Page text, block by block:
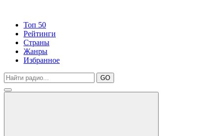
Топ 50
Рейтинги
Страны
Жанры
Избранное
GO